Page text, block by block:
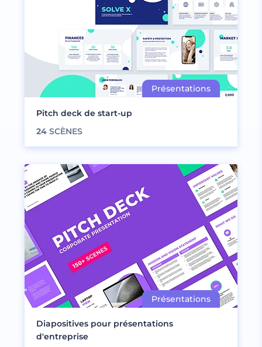
Pitch deck de start-up
24 SCÈNES
Diapositives pour présentations
d'entreprise